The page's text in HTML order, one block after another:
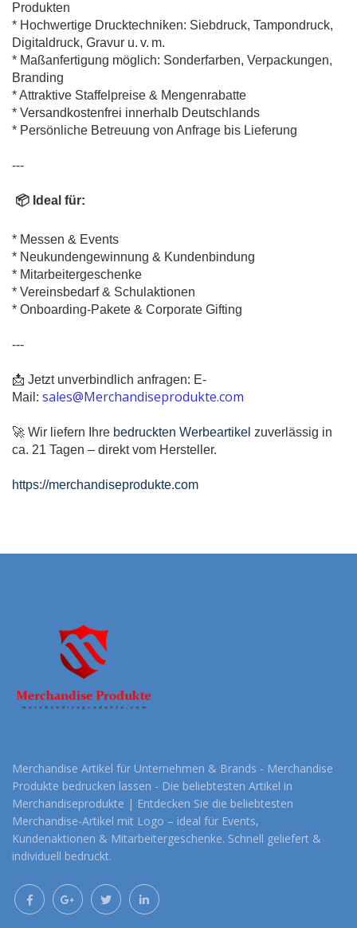
Produkten
* Hochwertige Drucktechniken: Siebdruck, Tampondruck,
Digitaldruck, Gravur u. v. m.
* Maßanfertigung möglich: Sonderfarben, Verpackungen,
Branding
* Attraktive Staffelpreise & Mengenrabatte
* Versandkostenfrei innerhalb Deutschlands
* Persönliche Betreuung von Anfrage bis Lieferung
---
📦 Ideal für:
* Messen & Events
* Neukundengewinnung & Kundenbindung
* Mitarbeitergeschenke
* Vereinsbedarf & Schulaktionen
* Onboarding-Pakete & Corporate Gifting
---
📩 Jetzt unverbindlich anfragen: E-
Mail: sales@Merchandiseprodukte.com
🚀 Wir liefern Ihre bedruckten Werbeartikel zuverlässig in
ca. 21 Tagen – direkt vom Hersteller.
https://merchandiseprodukte.com
Merchandise Artikel für Unternehmen & Brands - Merchandise
Produkte bedrucken lassen - Die beliebtesten Artikel in
Merchandiseprodukte | Entdecken Sie die beliebtesten
Merchandise-Artikel mit Logo – ideal für Events,
Kundenaktionen & Mitarbeitergeschenke. Schnell geliefert &
individuell bedruckt.